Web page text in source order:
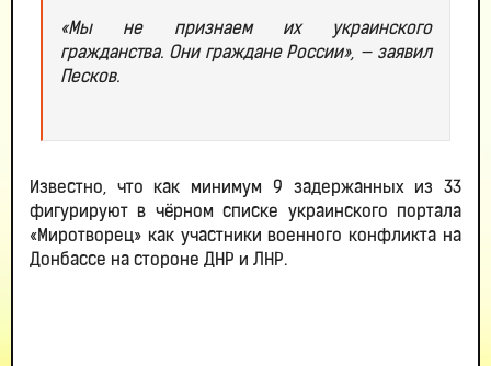
«Мы не признаем их украинского
гражданства. Они граждане России», — заявил
Песков.
Известно, что как минимум 9 задержанных из 33
фигурируют в чёрном списке украинского портала
«Миротворец» как участники военного конфликта на
Донбассе на стороне ДНР и ЛНР.